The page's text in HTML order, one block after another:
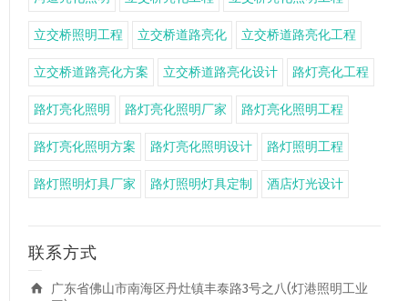
立交桥照明工程 立交桥道路亮化 立交桥道路亮化工程
立交桥道路亮化方案 立交桥道路亮化设计 路灯亮化工程
路灯亮化照明 路灯亮化照明厂家 路灯亮化照明工程
路灯亮化照明方案 路灯亮化照明设计 路灯照明工程
路灯照明灯具厂家 路灯照明灯具定制 酒店灯光设计
联系方式
广东省佛山市南海区丹灶镇丰泰路3号之八(灯港照明工业